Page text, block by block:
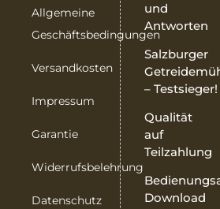
Allgemeine
Geschäftsbedingungen
Versandkosten
Impressum
Garantie
Widerrufsbelehrung
Datenschutz
und
Antworten
Salzburger
– Testsieger!
Qualität
auf
Teilzahlung
Download